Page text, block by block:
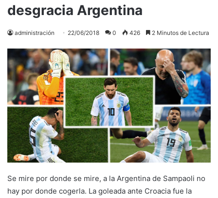
desgracia Argentina
administración 22/06/2018 0 426 2 Minutos de Lectura
Se mire por donde se mire, a la Argentina de Sampaoli no
hay por donde cogerla. La goleada ante Croacia fue la